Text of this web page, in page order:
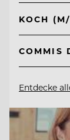
KOCH
COMMIS
Entdecke